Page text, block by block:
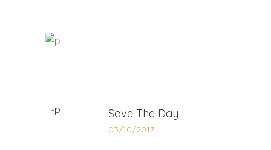
Save The Day
03/10/2017